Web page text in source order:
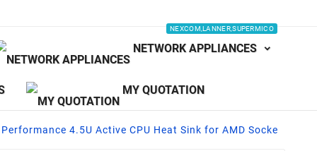
NETWORK APPLIANCES
NEXCOM,LANNER,SUPERMICO
MY QUOTATION
4.5U Active CPU Heat Sink for AMD Socke